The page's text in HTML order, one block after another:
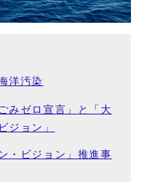
洋汚染
みゼロ宣言」と「大
ジョン」
・ビジョン」推進事